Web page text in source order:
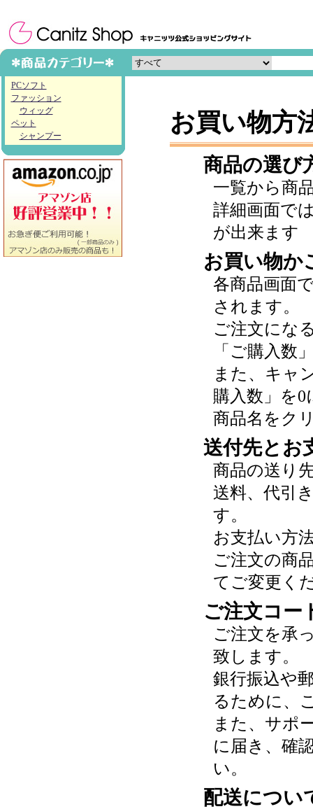
PCソフト
ファッション
ウィッグ
ペット
シャンプー
お買い物方
商品の選び
一覧から商
詳細画面で
が出来ます
お買い物か
各商品画面
されます。
ご注文にな
「ご購入数
また、キャ
購入数」を
商品名をク
送付先とお
商品の送り
送料、代引
す。
お支払い方
ご注文の商
てご変更く
ご注文コー
ご注文を承
致します。
銀行振込や
るために、
また、サポ
に届き、確
い。
配送につい